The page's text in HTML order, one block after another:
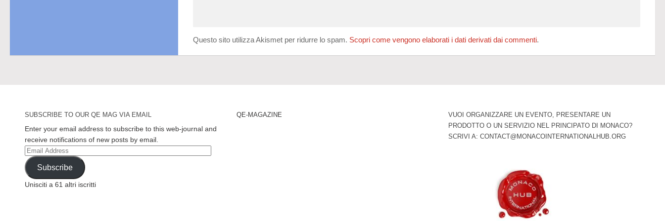
Questo sito utilizza Akismet per ridurre lo spam. Scopri come vengono elaborati i dati derivati dai commenti.
SUBSCRIBE TO OUR QE MAG VIA EMAIL
Enter your email address to subscribe to this web-journal and
receive notifications of new posts by email.
Email
Address
Subscribe
Unisciti a 61 altri iscritti
QE-MAGAZINE
VUOI ORGANIZZARE UN EVENTO, PRESENTARE UN
PRODOTTO O UN SERVIZIO NEL PRINCIPATO DI MONACO?
SCRIVI A: CONTACT@MONACOINTERNATIONALHUB.ORG